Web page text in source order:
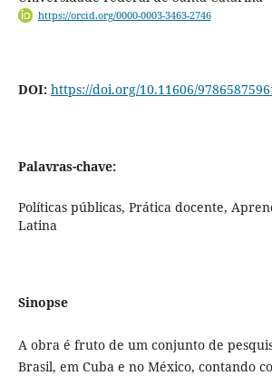
https://orcid.org/0000-0003-3463-2746
DOI: https://doi.org/10.11606/
Palavras-chave:
Políticas públicas, Prática docente,
Latina
Sinopse
A obra é fruto de um conjunto de
Brasil, em Cuba e no México, contando